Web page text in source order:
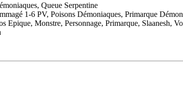
Queue Serpentine
1-6 PV, Poisons Démoniaques, Primarque
Epique, Monstre, Personnage, Primarque, Slaanesh,